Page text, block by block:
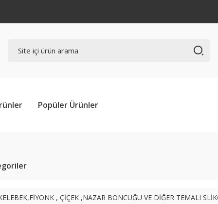
Popüler Ürünler
, ÇİÇEK ,NAZAR BONCUĞU VE DİĞER TEMALI